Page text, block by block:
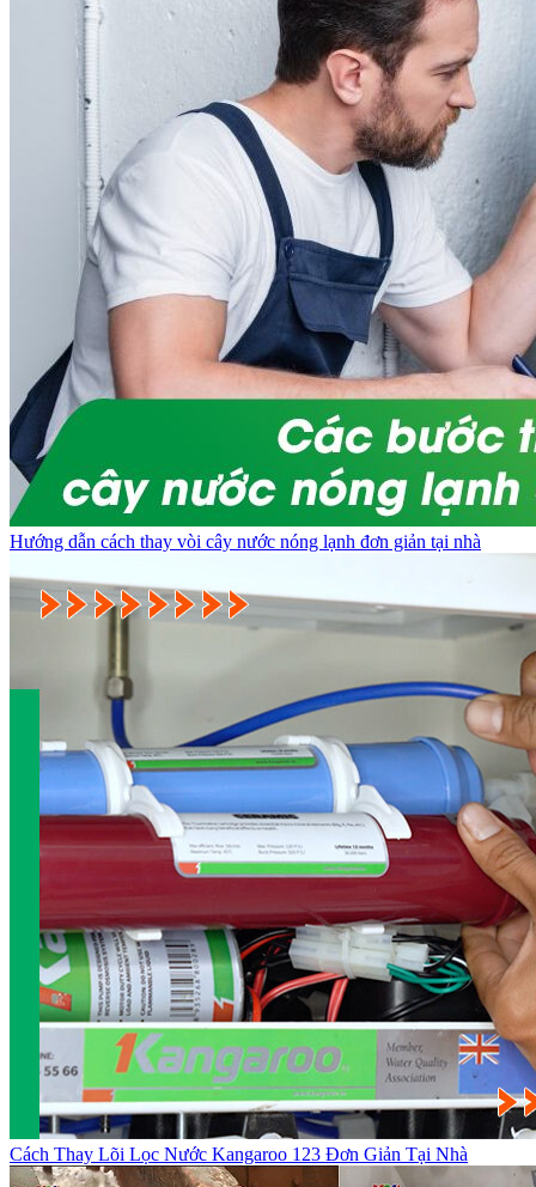
Hướng dẫn cách thay vòi cây nước nóng lạnh đơn giản tại nhà
Cách Thay Lõi Lọc Nước Kangaroo 123 Đơn Giản Tại Nhà